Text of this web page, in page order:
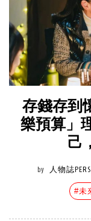
存錢存到
樂預算」
己
by 人物誌
#未